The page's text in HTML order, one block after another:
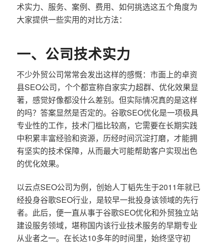
术实力、服务、案例、费用、如何挑选这五个角度为
大家提供一些实用的对比方法：
一、公司技术实力
不少外贸公司常常会发出这样的感慨：市面上的卓资
县SEO公司，个个都宣称自家实力超群、优化效果显
著，感觉好像都没什么差别。但实际情况真的是这样
的吗？答案显然是否定的。谷歌SEO优化是一项极具
专业性的工作，技术门槛比较高，它需要在长期实践
中积累丰富经验和资源，历经时间沉淀打磨，才能拥
有坚实的技术保障，从而最大可能帮助客户实现出色
的优化效果。
以云点SEO公司为例，创始人丁韬先生于2011年就已
经投身谷歌SEO行业，是较早一批投身该领域的先行
者。此后，便一直从事于谷歌SEO优化和外贸独立站
建设服务领域，堪称国内该行业技术服务的早期专业
从业者之一。在长达10多年的时间里，始终坚守初